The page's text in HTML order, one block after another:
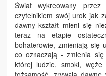
Świat wykreowany
czytelnikiem swój urok jak
dawny kształt mieni się
teraz na etapie
bohaterowie, zmieniają się
co oznaczają - zmienia się
której ludzie, smoki, węże